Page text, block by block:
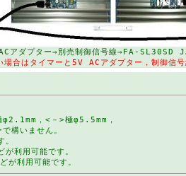
アダプター→ 別売制御信号線→FA-SL30SD
合はタイマーと5V ACアダプター，制御信号
φ2.1mm，<－>極φ5.5mm，
構いません。
。
が利用可能です。
が利用可能です。